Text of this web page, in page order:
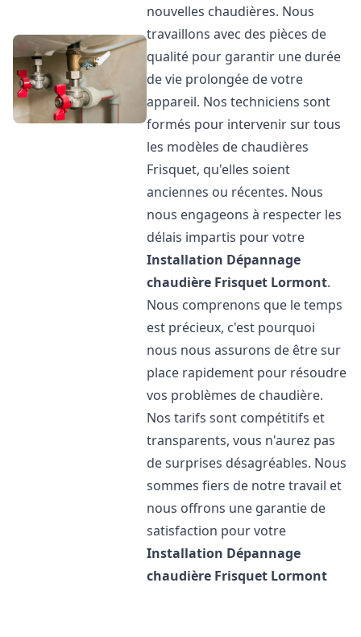
nouvelles chaudières. Nous
travaillons avec des pièces de
qualité pour garantir une durée
de vie prolongée de votre
appareil. Nos techniciens sont
formés pour intervenir sur tous
les modèles de chaudières
Frisquet, qu'elles soient
anciennes ou récentes. Nous
nous engageons à respecter les
délais impartis pour votre
Installation Dépannage
chaudière Frisquet Lormont.
Nous comprenons que le temps
est précieux, c'est pourquoi
nous nous assurons de être sur
place rapidement pour résoudre
vos problèmes de chaudière.
Nos tarifs sont compétitifs et
transparents, vous n'aurez pas
de surprises désagréables. Nous
sommes fiers de notre travail et
nous offrons une garantie de
satisfaction pour votre
Installation Dépannage
chaudière Frisquet Lormont